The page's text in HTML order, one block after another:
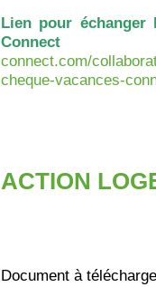
Lien pour échanger
Connect
connect.com/
cheque-vacances-
ACTION
Document à